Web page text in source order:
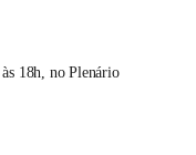
às 18h, no Plenário